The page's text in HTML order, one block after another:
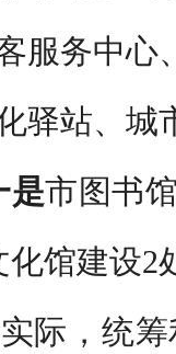
服务中心
驿站、城
是市图书
化馆建设2
际，统筹